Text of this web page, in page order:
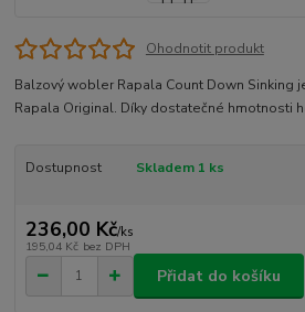
Ohodnotit produkt
Balzový wobler Rapala Count Down Sinking
Rapala Original. Díky dostatečné hmotnosti
Dostupnost Skladem 1 ks
236,00 Kč/ks
195,04 Kč bez DPH
Přidat do košíku